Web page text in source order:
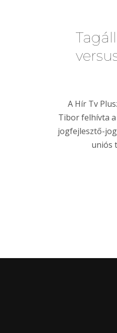
A Hír Tv
Tibor felhívta
jogfejlesztő-
uniós